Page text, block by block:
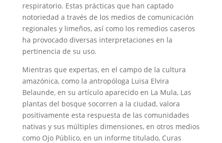
respiratorio. Estas prácticas que han captado
notoriedad a través de los medios de comunicación
regionales y limeños, así como los remedios caseros
ha provocado diversas interpretaciones en la
pertinencia de su uso.
Mientras que expertas, en el campo de la cultura
amazónica, como la antropóloga Luisa Elvira
Belaunde, en su artículo aparecido en La Mula, Las
plantas del bosque socorren a la ciudad, valora
positivamente esta respuesta de las comunidades
nativas y sus múltiples dimensiones, en otros medios
como Ojo Público, en un informe titulado, Curas